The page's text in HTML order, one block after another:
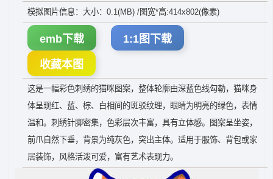
模拟图片信息：大小：0.1(MB) /图宽*高:414x802(像素)
emb下载 1:1图下载
收藏本图
这是一幅彩色刺绣的猫咪图案，整体轮廓由深蓝色线勾勒，猫咪身
体呈现红、蓝、棕、白相间的斑驳纹理，眼睛为明亮的绿色，表情
温和。刺绣针脚密集，色彩层次丰富，具有立体感。图案呈坐姿，
前爪自然下垂，背景为纯灰色，突出主体。适用于服饰、背包或家
居装饰，风格活泼可爱，富有艺术表现力。